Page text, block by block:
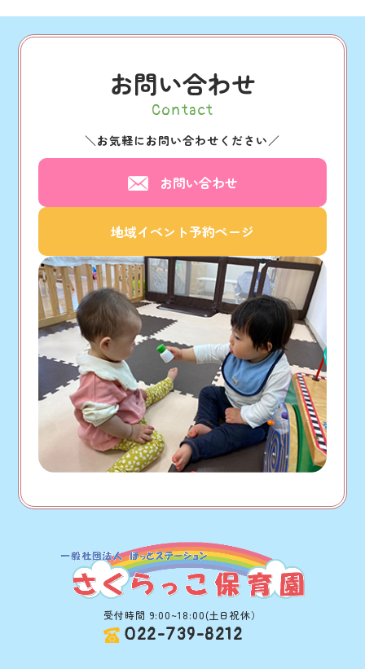
お問い合わせ
Contact
＼ お気軽にお問い合わせください ／
お問い合わせ
地域イベント予約ページ
受付時間 9:00~18:00(土日祝休）
022-739-8212